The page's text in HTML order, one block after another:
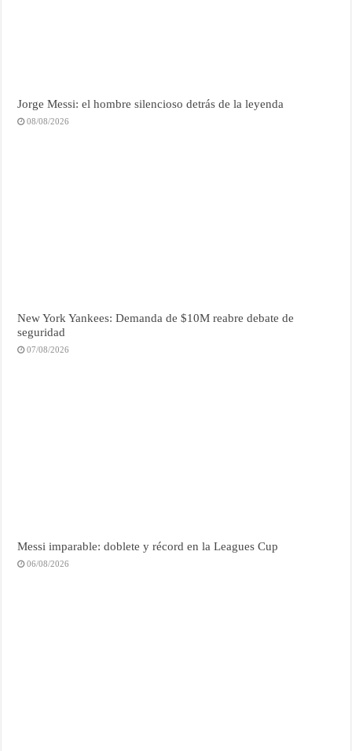
Jorge Messi: el hombre silencioso detrás de la leyenda
08/08/2026
New York Yankees: Demanda de $10M reabre debate de
seguridad
07/08/2026
Messi imparable: doblete y récord en la Leagues Cup
06/08/2026